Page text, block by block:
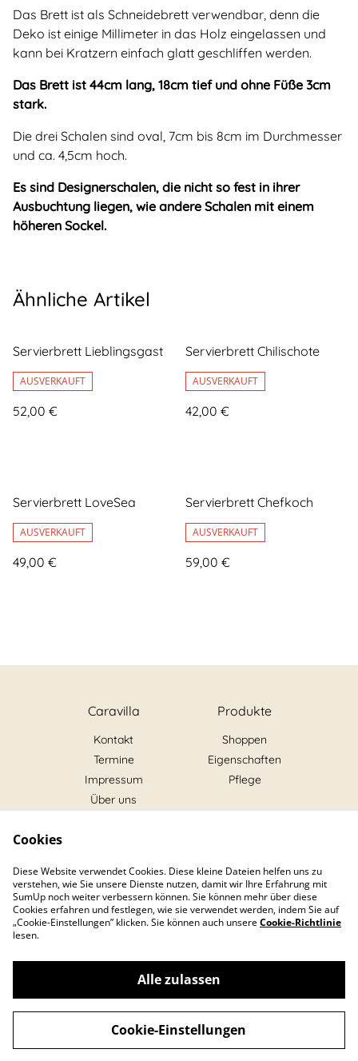
Das Brett ist als Schneidebrett verwendbar, denn die
Deko ist einige Millimeter in das Holz eingelassen und
kann bei Kratzern einfach glatt geschliffen werden.
Das Brett ist 44cm lang, 18cm tief und ohne Füße 3cm
stark.
Die drei Schalen sind oval, 7cm bis 8cm im Durchmesser
und ca. 4,5cm hoch.
Es sind Designerschalen, die nicht so fest in ihrer
Ausbuchtung liegen, wie andere Schalen mit einem
höheren Sockel.
Ähnliche Artikel
Servierbrett Lieblingsgast
AUSVERKAUFT
52,00 €
Servierbrett Chilischote
AUSVERKAUFT
42,00 €
Servierbrett LoveSea
AUSVERKAUFT
49,00 €
Servierbrett Chefkoch
AUSVERKAUFT
59,00 €
Caravilla
Kontakt
Termine
Impressum
Über uns
Produkte
Shoppen
Eigenschaften
Pflege
Datenschutz
Cookie-Richtlinie
Pflegeanleitung
Für Veranstalter
©2026Caravilla
powered by
Cookies
Diese Website verwendet Cookies. Diese kleine Dateien helfen uns zu
verstehen, wie Sie unsere Dienste nutzen, damit wir Ihre Erfahrung mit
SumUp noch weiter verbessern können. Sie können mehr über diese
Cookies erfahren und festlegen, wie sie verwendet werden, indem Sie auf
„Cookie-Einstellungen” klicken. Sie können auch unsereCookie-Richtlinie
lesen.
Alle zulassen
Cookie-Einstellungen